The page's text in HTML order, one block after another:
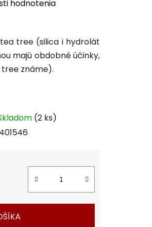
hodnotenia
tree (silica i hydrolát
majú obdobné účinky,
známe).
(2 ks)
401546